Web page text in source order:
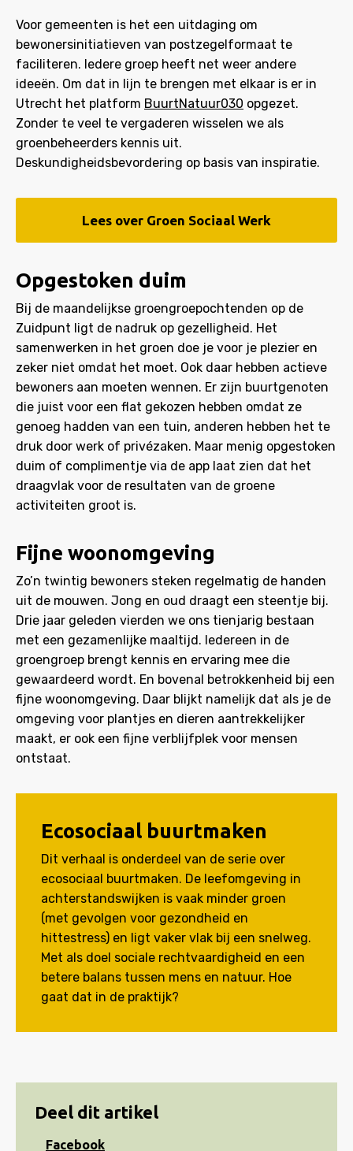
Voor gemeenten is het een uitdaging om
bewonersinitiatieven van postzegelformaat te
faciliteren. Iedere groep heeft net weer andere
ideeën. Om dat in lijn te brengen met elkaar is er in
Utrecht het platform BuurtNatuur030 opgezet.
Zonder te veel te vergaderen wisselen we als
groenbeheerders kennis uit.
Deskundigheidsbevordering op basis van inspiratie.
Lees over Groen Sociaal Werk
Opgestoken duim
Bij de maandelijkse groengroepochtenden op de
Zuidpunt ligt de nadruk op gezelligheid. Het
samenwerken in het groen doe je voor je plezier en
zeker niet omdat het moet. Ook daar hebben actieve
bewoners aan moeten wennen. Er zijn buurtgenoten
die juist voor een flat gekozen hebben omdat ze
genoeg hadden van een tuin, anderen hebben het te
druk door werk of privézaken. Maar menig opgestoken
duim of complimentje via de app laat zien dat het
draagvlak voor de resultaten van de groene
activiteiten groot is.
Fijne woonomgeving
Zo’n twintig bewoners steken regelmatig de handen
uit de mouwen. Jong en oud draagt een steentje bij.
Drie jaar geleden vierden we ons tienjarig bestaan
met een gezamenlijke maaltijd. Iedereen in de
groengroep brengt kennis en ervaring mee die
gewaardeerd wordt. En bovenal betrokkenheid bij een
fijne woonomgeving. Daar blijkt namelijk dat als je de
omgeving voor plantjes en dieren aantrekkelijker
maakt, er ook een fijne verblijfplek voor mensen
ontstaat.
Ecosociaal buurtmaken
Dit verhaal is onderdeel van de serie over
ecosociaal buurtmaken. De leefomgeving in
achterstandswijken is vaak minder groen
(met gevolgen voor gezondheid en
hittestress) en ligt vaker vlak bij een snelweg.
Met als doel sociale rechtvaardigheid en een
betere balans tussen mens en natuur. Hoe
gaat dat in de praktijk?
Deel dit artikel
Share
Facebook